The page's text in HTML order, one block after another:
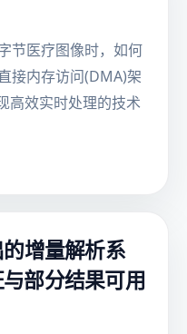
节医疗图像时，如何
接内存访问(DMA)架
高效实时处理的技术
增量解析系
部分结果可用